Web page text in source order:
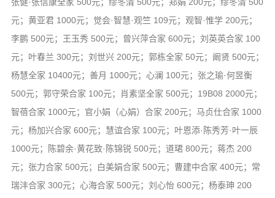
元；黄亚君 1000元；觉会·智慧·观竺 109元；观智·惟学 200元；
李鹏 500元；王玉秀 500元；曾兴萍合家 600元；刘英英合家 100
元；叶春兰 300元；刘世兴 200元；郭栋全家 50元；阚贤 500元；
杨慧全家 10400元；善月 1000元；心澜 100元；张之瑜·何昱衡
500元；郭守荣合家 100元；肖素坚全家 500元；19B08 2000元；
智蓓合家 1000元；官小娟（心娟）合家 200元；马贞仕合家 1000
元；杨加兴合家 600元；慧谊合家 100元；叶恩添·陈秀芳·叶一辰
1000元；陈碧余·黄花致·陈锦锐 500元；道珺 800元；蒋杰 200
元；张力合家 500元；白美娟合家 500元；曹建中合家 400元；常
瑞沣合家 300元；心海合家 500元；刘心怡 600元；杨泰珅 200